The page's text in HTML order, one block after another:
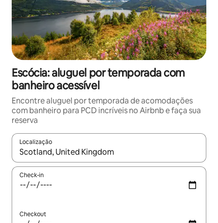
Escócia: aluguel por temporada com
banheiro acessível
Encontre aluguel por temporada de acomodações
com banheiro para PCD incríveis no Airbnb e faça sua
reserva
Localização
Quando os resultados estiverem disponíveis, explore-os
Check-in
Checkout